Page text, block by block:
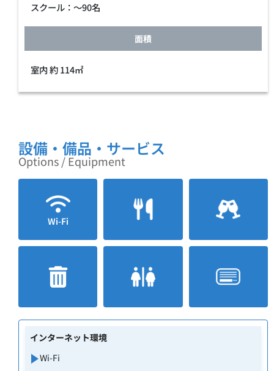
スクール：～90名
面積
室内 約 114㎡
設備・備品・サービス
Options / Equipment
Wi-Fi
インターネット環境
Wi-Fi